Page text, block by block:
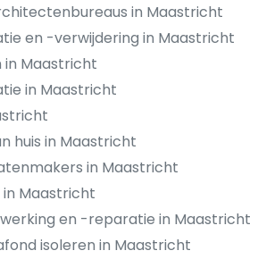
in Maastricht
en -verwijdering in Maastricht
Maastricht
in Maastricht
huis in Maastricht
in Maastricht
Maastricht
en -reparatie in Maastricht
isoleren in Maastricht